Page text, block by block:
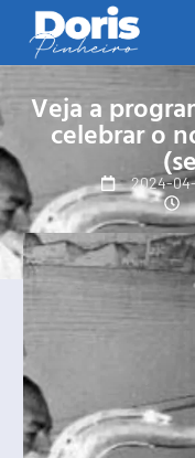
Veja a
celebrar o
2024-